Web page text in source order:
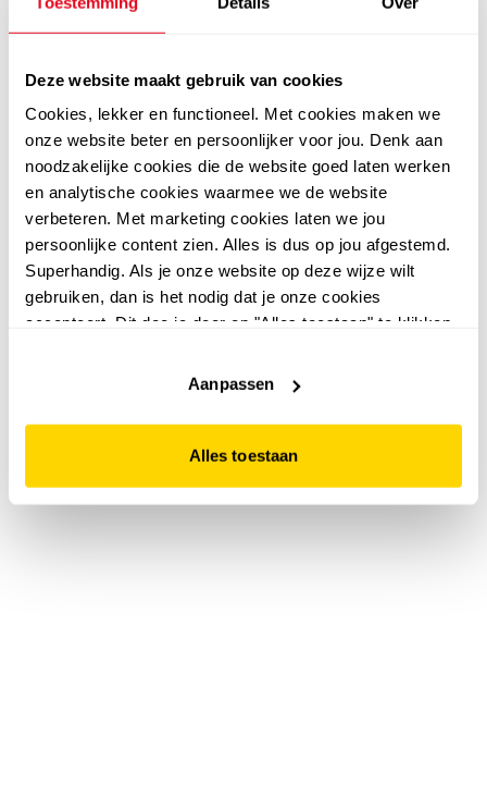
Deze website maakt gebruik van cookies
Cookies, lekker en functioneel. Met cookies maken we
onze website beter en persoonlijker voor jou. Denk aan
noodzakelijke cookies die de website goed laten werken
en analytische cookies waarmee we de website
verbeteren. Met marketing cookies laten we jou
persoonlijke content zien. Alles is dus op jou afgestemd.
Superhandig. Als je onze website op deze wijze wilt
gebruiken, dan is het nodig dat je onze cookies
accepteert. Dit doe je door op "Alles toestaan" te klikken.
website niet optimaal functioneert.
Aanpassen
Alles toestaan